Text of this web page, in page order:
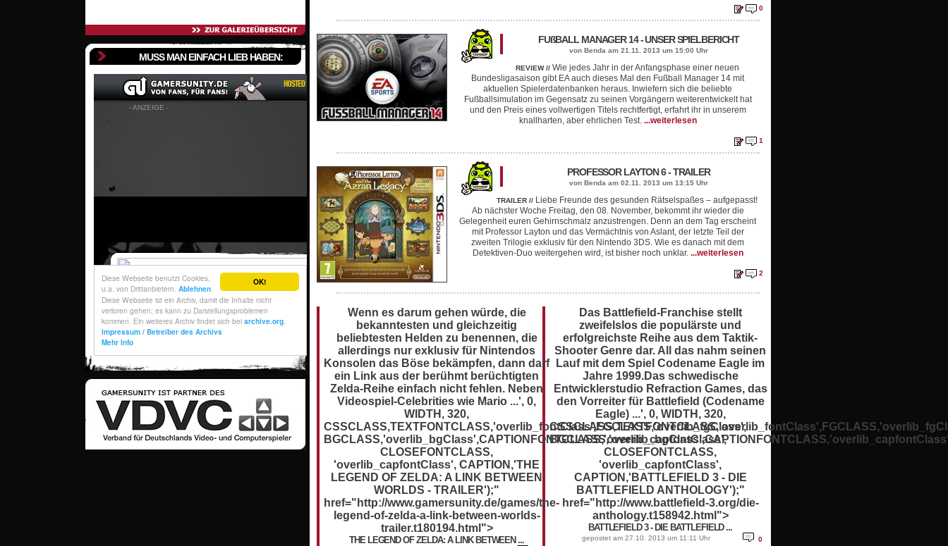
MUSS MAN EINFACH LIEB HABEN:
0
FUßBALL MANAGER 14 - UNSER SPIELBERICHT
von Benda am 21.11. 2013 um 15:00 Uhr
REVIEW // Wie jedes Jahr in der Anfangsphase einer neuen
Bundesligasaison gibt EA auch dieses Mal den Fußball Manager 14 mit
aktuellen Spielerdatenbanken heraus. Inwiefern sich die beliebte
Fußballsimulation im Gegensatz zu seinen Vorgängern weiterentwickelt hat
und den Preis eines vollwertigen Titels rechtfertigt, erfahrt ihr in unserem
knallharten, aber ehrlichen Test. ...weiterlesen
1
PROFESSOR LAYTON 6 - TRAILER
von Benda am 02.11. 2013 um 13:15 Uhr
TRAILER // Liebe Freunde des gesunden Rätselspaßes – aufgepasst!
Ab nächster Woche Freitag, den 08. November, bekommt ihr wieder die
Gelegenheit euren Gehirnschmalz anzustrengen. Denn an dem Tag erscheint
mit Professor Layton und das Vermächtnis von Aslant, der letzte Teil der
zweiten Trilogie exklusiv für den Nintendo 3DS. Wie es danach mit dem
Detektiven-Duo weitergehen wird, ist bisher noch unklar. ...weiterlesen
2
Wenn es darum gehen würde, die
bekanntesten und gleichzeitig
beliebtesten Helden zu benennen, die
allerdings nur exklusiv für Nintendos
Konsolen das Böse bekämpfen, dann darf
ein Link aus der berühmt berüchtigten
Zelda-Reihe einfach nicht fehlen. Neben
Videospiel-Celebrities wie Mario ...', 0,
WIDTH, 320,
CSSCLASS,TEXTFONTCLASS,'overlib_fontClass',FGCLASS,'overlib_fgClass',
BGCLASS,'overlib_bgClass',CAPTIONFONTCLASS,'overlib_capfontClass',
CLOSEFONTCLASS,
'overlib_capfontClass', CAPTION,'THE
LEGEND OF ZELDA: A LINK BETWEEN
WORLDS - TRAILER');"
href="http://www.gamersunity.de/games/the-
legend-of-zelda-a-link-between-worlds-
trailer.t180194.html">
THE LEGEND OF ZELDA: A LINK BETWEEN ...
Das Battlefield-Franchise stellt
zweifelslos die populärste und
erfolgreichste Reihe aus dem Taktik-
Shooter Genre dar. All das nahm seinen
Lauf mit dem Spiel Codename Eagle im
Jahre 1999.Das schwedische
Entwicklerstudio Refraction Games, das
den Vorreiter für Battlefield (Codename
Eagle) ...', 0, WIDTH, 320,
CLOSEFONTCLASS,
'overlib_capfontClass',
CAPTION,'BATTLEFIELD 3 - DIE
BATTLEFIELD ANTHOLOGY');"
href="http://www.battlefield-3.org/die-
anthology.t158942.html">
BATTLEFIELD 3 - DIE BATTLEFIELD ...
0
gepostet am 27.10. 2013 um 11:11 Uhr